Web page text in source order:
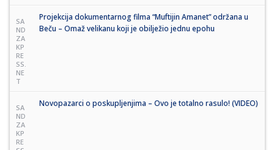
SA
ND
ZA
KP
RE
SS.
NE
T
Projekcija dokumentarnog filma “Muftijin Amanet” održana u
Beču – Omaž velikanu koji je obilježio jednu epohu
SA
ND
ZA
KP
RE
Novopazarci o poskupljenjima – Ovo je totalno rasulo! (VIDEO)